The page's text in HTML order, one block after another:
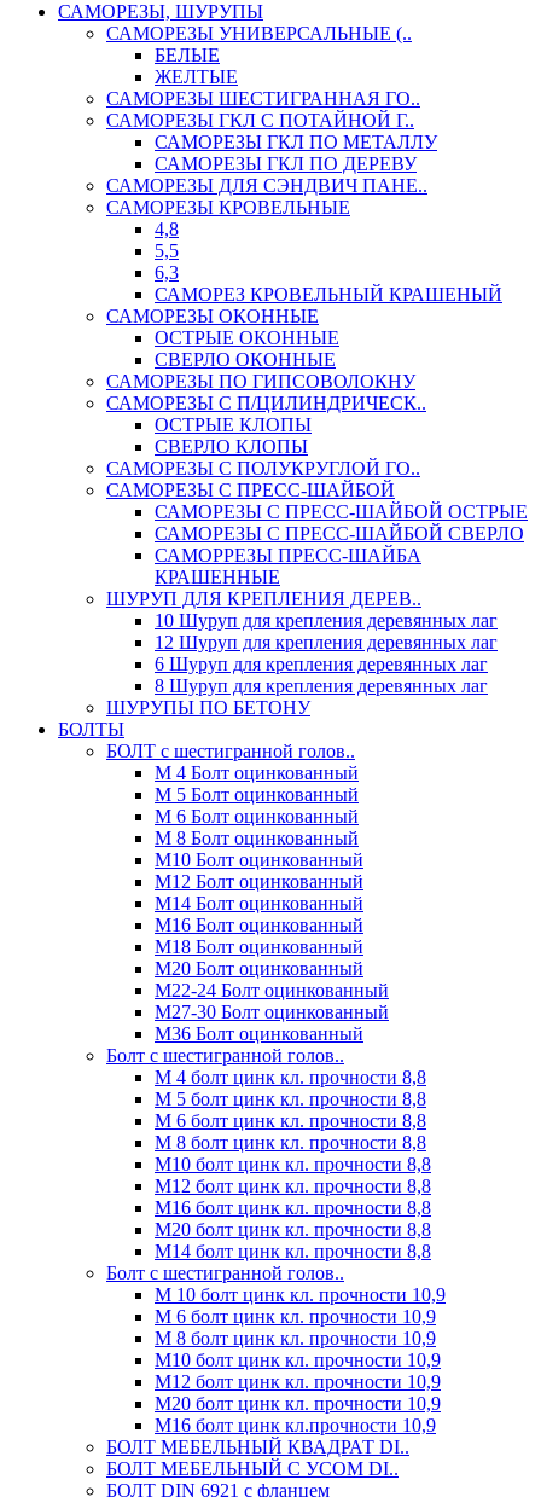
САМОРЕЗЫ, ШУРУПЫ
САМОРЕЗЫ УНИВЕРСАЛЬНЫЕ (..
БЕЛЫЕ
ЖЕЛТЫЕ
САМОРЕЗЫ ШЕСТИГРАННАЯ ГО..
САМОРЕЗЫ ГКЛ С ПОТАЙНОЙ Г..
САМОРЕЗЫ ГКЛ ПО МЕТАЛЛУ
САМОРЕЗЫ ГКЛ ПО ДЕРЕВУ
САМОРЕЗЫ ДЛЯ СЭНДВИЧ ПАНЕ..
САМОРЕЗЫ КРОВЕЛЬНЫЕ
4,8
5,5
6,3
САМОРЕЗ КРОВЕЛЬНЫЙ КРАШЕНЫЙ
САМОРЕЗЫ ОКОННЫЕ
ОСТРЫЕ ОКОННЫЕ
СВЕРЛО ОКОННЫЕ
САМОРЕЗЫ ПО ГИПСОВОЛОКНУ
САМОРЕЗЫ С П/ЦИЛИНДРИЧЕСК..
ОСТРЫЕ КЛОПЫ
СВЕРЛО КЛОПЫ
САМОРЕЗЫ С ПОЛУКРУГЛОЙ ГО..
САМОРЕЗЫ С ПРЕСС-ШАЙБОЙ
САМОРЕЗЫ С ПРЕСС-ШАЙБОЙ ОСТРЫЕ
САМОРЕЗЫ С ПРЕСС-ШАЙБОЙ СВЕРЛО
САМОРРЕЗЫ ПРЕСС-ШАЙБА
КРАШЕННЫЕ
ШУРУП ДЛЯ КРЕПЛЕНИЯ ДЕРЕВ..
10 Шуруп для крепления деревянных лаг
12 Шуруп для крепления деревянных лаг
6 Шуруп для крепления деревянных лаг
8 Шуруп для крепления деревянных лаг
ШУРУПЫ ПО БЕТОНУ
БОЛТЫ
БОЛТ с шестигранной голов..
М 4 Болт оцинкованный
М 5 Болт оцинкованный
М 6 Болт оцинкованный
М 8 Болт оцинкованный
М10 Болт оцинкованный
М12 Болт оцинкованный
М14 Болт оцинкованный
М16 Болт оцинкованный
М18 Болт оцинкованный
М20 Болт оцинкованный
М22-24 Болт оцинкованный
М27-30 Болт оцинкованный
М36 Болт оцинкованный
Болт с шестигранной голов..
М 4 болт цинк кл. прочности 8,8
М 5 болт цинк кл. прочности 8,8
М 6 болт цинк кл. прочности 8,8
М 8 болт цинк кл. прочности 8,8
М10 болт цинк кл. прочности 8,8
М12 болт цинк кл. прочности 8,8
М16 болт цинк кл. прочности 8,8
М20 болт цинк кл. прочности 8,8
М14 болт цинк кл. прочности 8,8
Болт с шестигранной голов..
М 10 болт цинк кл. прочности 10,9
М 6 болт цинк кл. прочности 10,9
М 8 болт цинк кл. прочности 10,9
М10 болт цинк кл. прочности 10,9
М12 болт цинк кл. прочности 10,9
М20 болт цинк кл. прочности 10,9
М16 болт цинк кл.прочности 10,9
БОЛТ МЕБЕЛЬНЫЙ КВАДРАТ DI..
БОЛТ МЕБЕЛЬНЫЙ С УСОМ DI..
БОЛТ DIN 6921 c фланцем